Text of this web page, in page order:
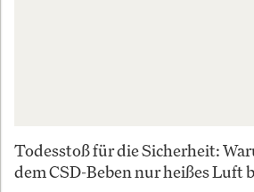
Todesstoß für die Sicherheit:
dem CSD-Beben nur heißes Luft